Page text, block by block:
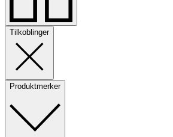
Tilkoblinger
Produktmerker